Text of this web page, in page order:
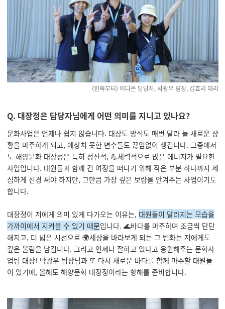
(왼쪽부터) 이다은 담당자, 박광우 팀장, 김효리 대리
Q. 대장정은 담당자님에게 어떤 의미를 지니고 있나요?
문화사업은 언제나 쉽지 않습니다. 대상도 방식도 매번 달라 늘 새로운 상
황을 마주하게 되고, 예상치 못한 변수들도 끊임없이 생깁니다. 그중에서
도 해양문화 대장정은 특히 정신적, 💪체력적으로 많은 에너지가 필요한
사업입니다. 대원들과 함께 긴 여정을 떠나기 위해 작은 부분 하나까지 세
심하게 신경 써야 하지만, 그만큼 가장 깊은 보람을 안겨주는 사업이기도
합니다.
대장정이 저에게 의미 있게 다가오는 이유는, 대원들이 달라지는 모습을
가까이에서 지켜볼 수 있기 때문입니다. 🌊바다를 마주하며 조금씩 단단
해지고, 더 넓은 시선으로 🌍세상을 바라보게 되는 그 변화는 저에게도
깊은 울림을 남깁니다. 그리고 언제나 잘하고 있다고 응원해주는 문화사
업팀 대장! 박광우 팀장님과 또 다시 새로운 바다를 함께 마주할 대원들
이 있기에, 올해도 해양문화 대장정이라는 항해를 준비합니다.